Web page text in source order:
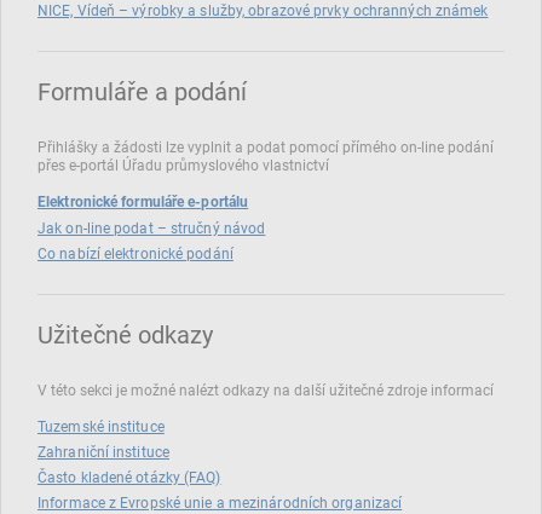
NICE, Vídeň – výrobky a služby, obrazové prvky ochranných známek
Formuláře a podání
Přihlášky a žádosti lze vyplnit a podat pomocí přímého on‑line podání
přes e‑portál Úřadu průmyslového vlastnictví
Elektronické formuláře e-portálu
Jak on-line podat – stručný návod
Co nabízí elektronické podání
Užitečné odkazy
V této sekci je možné nalézt odkazy na další užitečné zdroje informací
Tuzemské instituce
Zahraniční instituce
Často kladené otázky (FAQ)
Informace z Evropské unie a mezinárodních organizací